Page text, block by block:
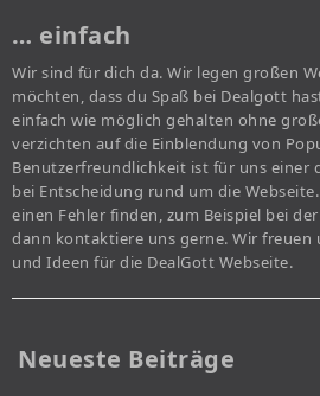
… einfach
Wir sind für dich da. Wir legen großen
möchten, dass du Spaß bei Dealgott
einfach wie möglich gehalten ohne
verzichten auf die Einblendung von
Benutzerfreundlichkeit ist für uns einer
bei Entscheidung rund um die
einen Fehler finden, zum Beispiel bei
dann kontaktiere uns gerne. Wir freuen
und Ideen für die DealGott Webseite.
Neueste Beiträge